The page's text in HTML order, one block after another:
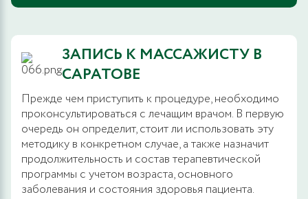
ЗАПИСЬ К МАССАЖИСТУ В
САРАТОВЕ
Прежде чем приступить к процедуре, необходимо
проконсультироваться с лечащим врачом. В первую
очередь он определит, стоит ли использовать эту
методику в конкретном случае, а также назначит
продолжительность и состав терапевтической
программы с учетом возраста, основного
заболевания и состояния здоровья пациента.